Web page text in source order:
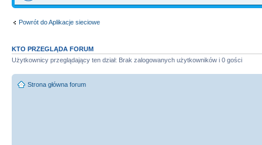
Powrót do Aplikacje sieciowe
KTO PRZEGLĄDA FORUM
Użytkownicy przeglądający ten dział: Brak zalogowanych użytkowników i 0 gości
Strona główna forum